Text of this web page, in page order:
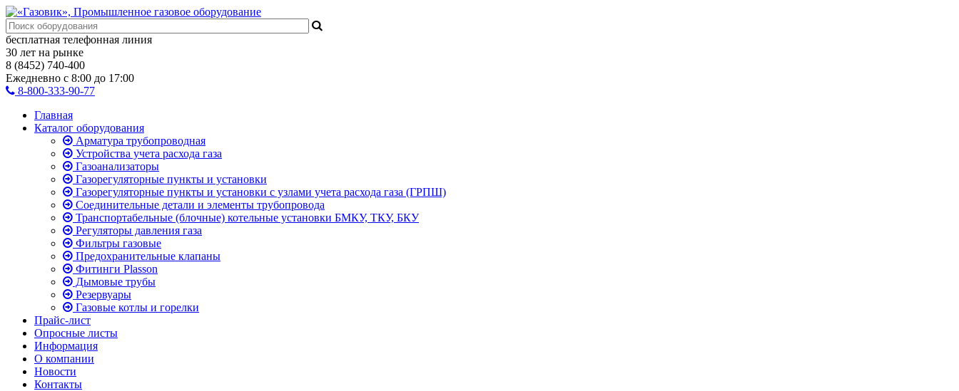
бесплатная телефонная линия
30 лет на рынке
8 (8452) 740-400
Ежедневно с 8:00 до 17:00
8-800-333-90-77
Главная
Каталог оборудования
Арматура трубопроводная
Устройства учета расхода газа
Газоанализаторы
Газорегуляторные пункты и установки
Газорегуляторные пункты и установки с узлами учета расхода газа (ГРПШ)
Соединительные детали и элементы трубопровода
Транспортабельные (блочные) котельные установки БМКУ, ТКУ, БКУ
Регуляторы давления газа
Фильтры газовые
Предохранительные клапаны
Фитинги Plasson
Дымовые трубы
Резервуары
Газовые котлы и горелки
Прайс-лист
Опросные листы
Информация
О компании
Новости
Контакты